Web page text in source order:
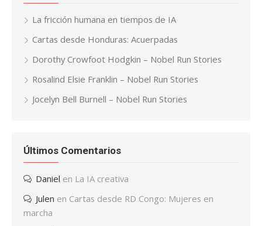
La fricción humana en tiempos de IA
Cartas desde Honduras: Acuerpadas
Dorothy Crowfoot Hodgkin – Nobel Run Stories
Rosalind Elsie Franklin – Nobel Run Stories
Jocelyn Bell Burnell – Nobel Run Stories
Últimos Comentarios
Daniel en La IA creativa
Julen en Cartas desde RD Congo: Mujeres en
marcha